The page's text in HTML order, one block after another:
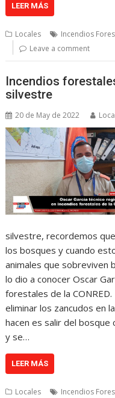
LEER MÁS
Locales Incendios
Leave a comment
Incendios
silvestre
20 de May de 2022
silvestre, recordemos
los bosques y cuando
animales que sobreviven
lo dio a conocer Oscar
forestales de la
eliminar los zancudos en
hacen es salir del bosque
y se…
LEER MÁS
Locales Incendios